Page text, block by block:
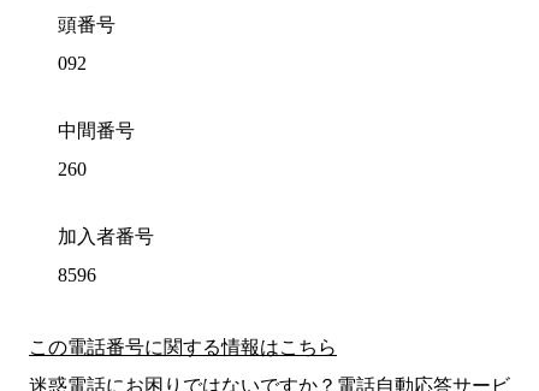
頭番号
092
中間番号
260
加入者番号
8596
この電話番号に関する情報はこちら
迷惑電話にお困りではないですか？電話自動応答サービ